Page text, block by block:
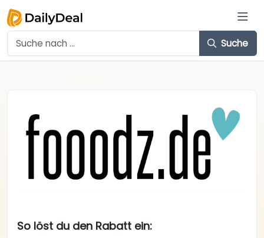
Suche
So löst du den Rabatt ein: